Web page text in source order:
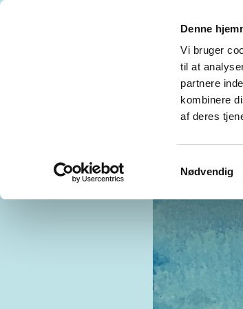
Denne
Vi bruger
til at
partnere
kombinere
af deres
Nødvendig
MADS TH. HAUGSTED
GALLERY LOWLANDS,
GLASS BLOW. GLASKUNST